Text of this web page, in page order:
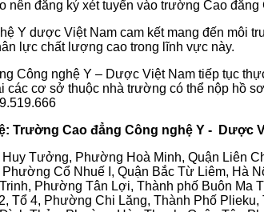
nên đăng ký xét tuyển vào trường Cao
Y dược Việt Nam cam kết mang đến môi
lực chất lượng cao trong lĩnh vực này.
Công nghệ Y – Dược Việt Nam tiếp tục
các cơ sở thuộc nhà trường có thể nộp hồ
Trường Cao đẳng Công nghệ Y - Dược
Tưởng, Phường Hoà Minh, Quận Liên
Cổ Nhuế I, Quận Bắc Từ Liêm, Hà
Phường Tân Lợi, Thành phố Buôn Ma
Tổ 4, Phường Chi Lăng, Thành Phố Plieku,